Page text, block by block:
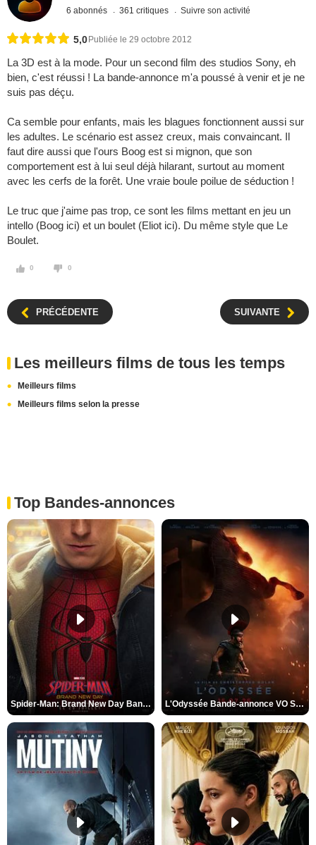
6 abonnés 361 critiques Suivre son activité
5,0 Publiée le 29 octobre 2012
La 3D est à la mode. Pour un second film des studios Sony, eh
bien, c'est réussi ! La bande-annonce m'a poussé à venir et je ne
suis pas déçu.
Ca semble pour enfants, mais les blagues fonctionnent aussi sur
les adultes. Le scénario est assez creux, mais convaincant. Il
faut dire aussi que l'ours Boog est si mignon, que son
comportement est à lui seul déjà hilarant, surtout au moment
avec les cerfs de la forêt. Une vraie boule poilue de séduction !
Le truc que j'aime pas trop, ce sont les films mettant en jeu un
intello (Boog ici) et un boulet (Eliot ici). Du même style que Le
Boulet.
0 0
PRÉCÉDENTE SUIVANTE
Les meilleurs films de tous les temps
Meilleurs films
Meilleurs films selon la presse
Top Bandes-annonces
Spider-Man: Brand New Day Bande-annonce VO STFR L'Odyssée Bande-annonce VO STFR